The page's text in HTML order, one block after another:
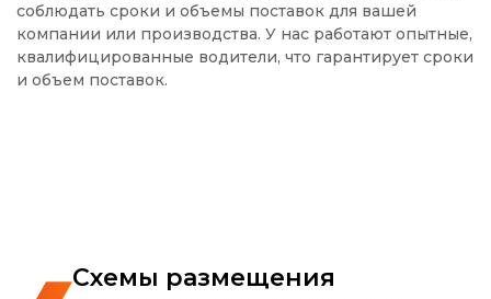
соблюдать сроки и объемы поставок для вашей
компании или производства. У нас работают опытные,
квалифицированные водители, что гарантирует сроки
и объем поставок.
Схемы размещения